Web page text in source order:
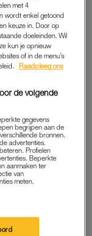
meldde de
wezenlijke
bestaan
doen om die
de training zegt
“Dit is eenmalig
gang
een
Een
heeft dit
training is daarop
met 4
wordt enkel getoond
keuze in. Door op
doeleinden. Wil
kun je opnieuw
of in de menu’s
Raadpleeg ons
de volgende
gegevens
begrijpen aan de
bronnen.
advertenties.
Profielen
Beperkte
aanmaken ter
van
meten.